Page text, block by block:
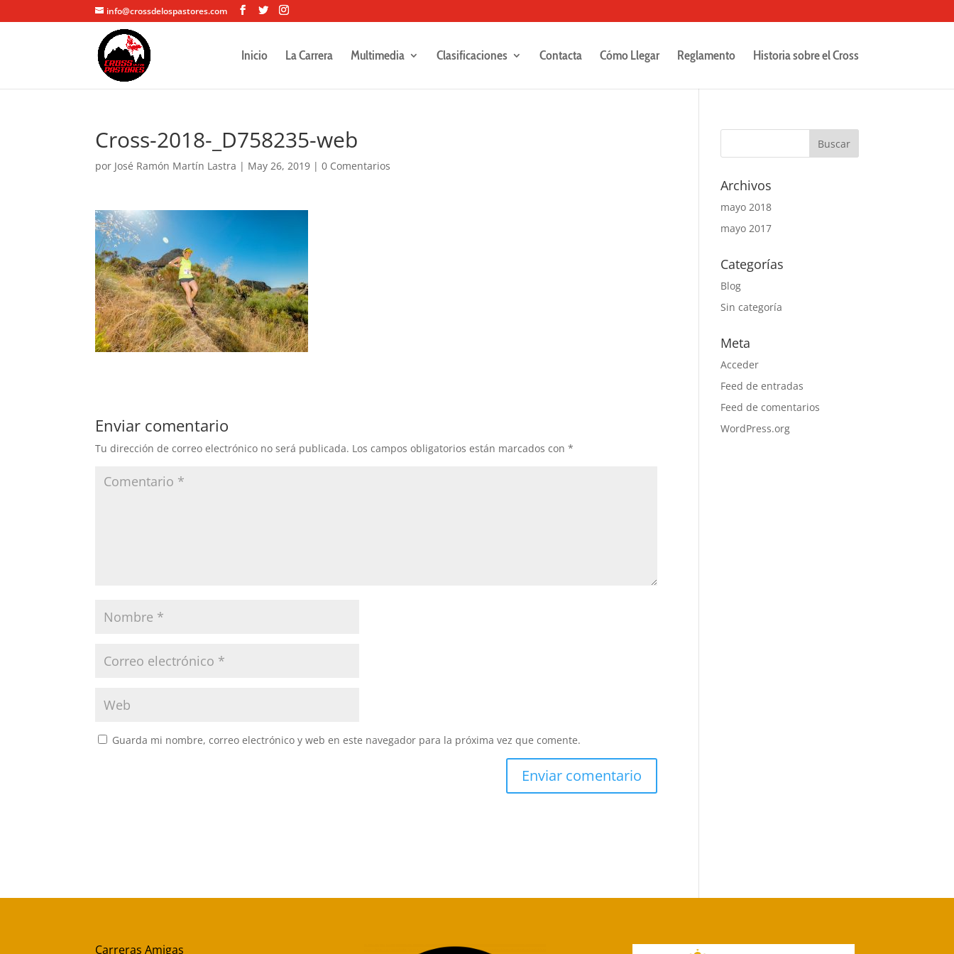
info@crossdelospastores.com
Inicio La Carrera Multimedia Clasificaciones Contacta Cómo Llegar Reglamento Historia sobre el Cross
Cross-2018-_D758235-web
por José Ramón Martín Lastra | May 26, 2019 |0 Comentarios
Enviar comentario
Tu dirección de correo electrónico no será publicada. Los campos obligatorios están marcados con*
Guarda mi nombre, correo electrónico y web en este navegador para la próxima vez que comente.
Archivos
mayo 2018
mayo 2017
Categorías
Blog
Sin categoría
Meta
Acceder
Feed de entradas
Feed de comentarios
WordPress.org
Carreras Amigas